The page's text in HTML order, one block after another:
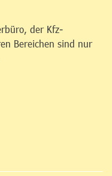
der Kfz-
Bereichen sind nur